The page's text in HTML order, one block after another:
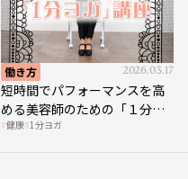
働き方 2026.03.17
短時間でパフォーマンスを高
める美容師のための「１分ヨ
ガ」講座｜実践編
健康 1分ヨガ